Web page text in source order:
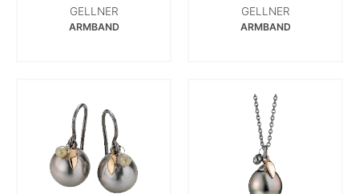
GELLNER
ARMBAND
GELLNER
ARMBAND